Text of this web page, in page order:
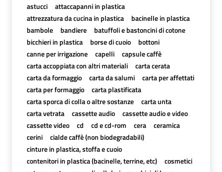
astucci
attaccapanni in plastica
attrezzatura da cucina in plastica
bacinelle in plastica
bambole
bandiere
batuffoli e bastoncini di cotone
bicchieri in plastica
borse di cuoio
bottoni
canne per irrigazione
capelli
capsule caffè
carta accoppiata con altri materiali
carta cerata
carta da formaggio
carta da salumi
carta per affettati
carta per formaggio
carta plastificata
carta sporca di colla o altre sostanze
carta unta
carta vetrata
cassette audio
cassette audio e video
cassette video
cd cd e cd-rom cera
ceramica
cerini
cialde caffè (non biodegradabili)
cinture in plastica, stoffa e cuoio
contenitori in plastica (bacinelle, terrine, etc)
cosmetici